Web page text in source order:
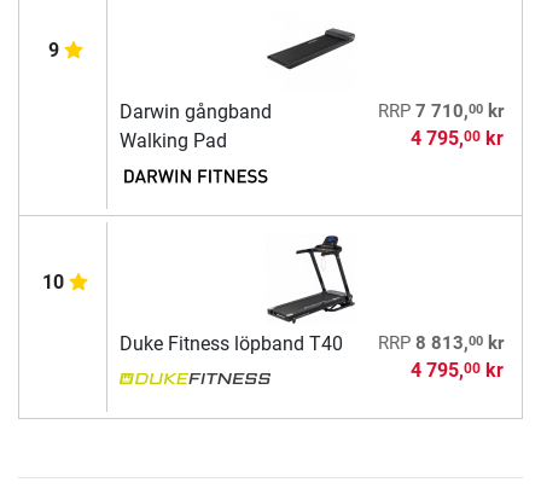
9
Darwin gångband
Walking Pad
RRP 7 710,00kr
4 795,00kr
10
Duke Fitness löpband T40 RRP 8 813,00kr
4 795,00kr